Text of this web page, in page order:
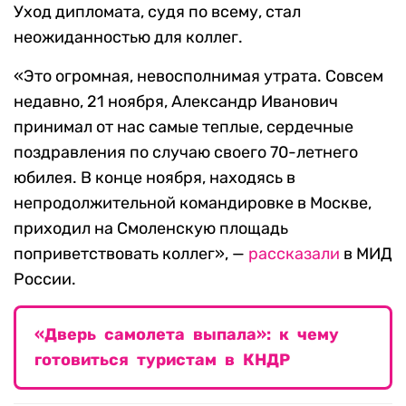
Уход дипломата, судя по всему, стал
неожиданностью для коллег.
«Это огромная, невосполнимая утрата. Совсем
недавно, 21 ноября, Александр Иванович
принимал от нас самые теплые, сердечные
поздравления по случаю своего 70-летнего
юбилея. В конце ноября, находясь в
непродолжительной командировке в Москве,
приходил на Смоленскую площадь
поприветствовать коллег», — рассказали в МИД
России.
«Дверь самолета выпала»: к чему
готовиться туристам в КНДР